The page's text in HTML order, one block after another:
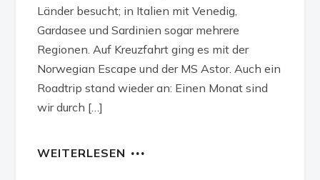
Länder besucht; in Italien mit Venedig,
Gardasee und Sardinien sogar mehrere
Regionen. Auf Kreuzfahrt ging es mit der
Norwegian Escape und der MS Astor. Auch ein
Roadtrip stand wieder an: Einen Monat sind
wir durch […]
WEITERLESEN